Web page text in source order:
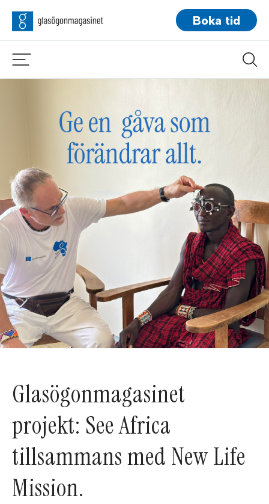
Boka tid
Glasögonmagasinet
projekt: See Africa
tillsammans med New Life
Mission.